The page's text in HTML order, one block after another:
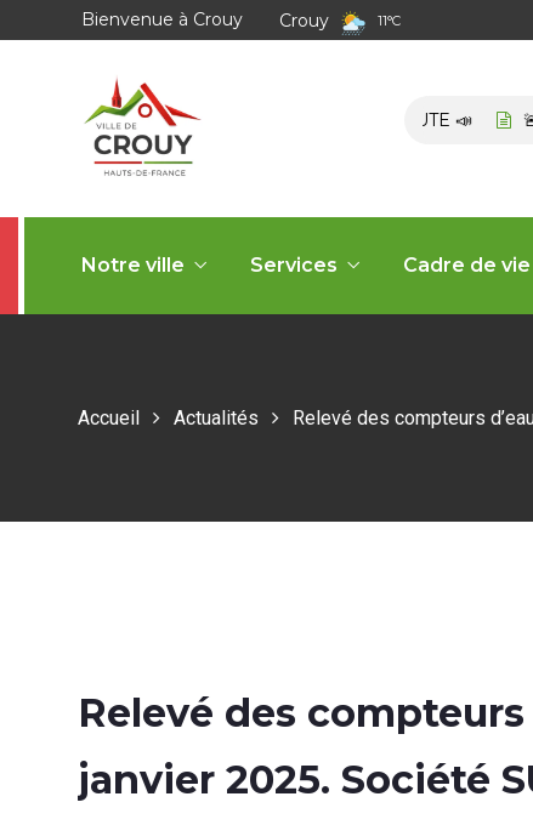
Bienvenue à Crouy Crouy 11°C
ℹ️ LA MAIRIE RECRUTE 📣 🚨
Notre ville Services Cadre de vie
Accueil Actualités Relevé des compteurs
Relevé des compteurs
janvier 2025. Société